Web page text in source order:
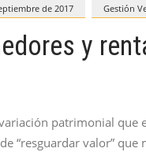
de 2017 Gestión
y
patrimonial que
“resguardar valor”